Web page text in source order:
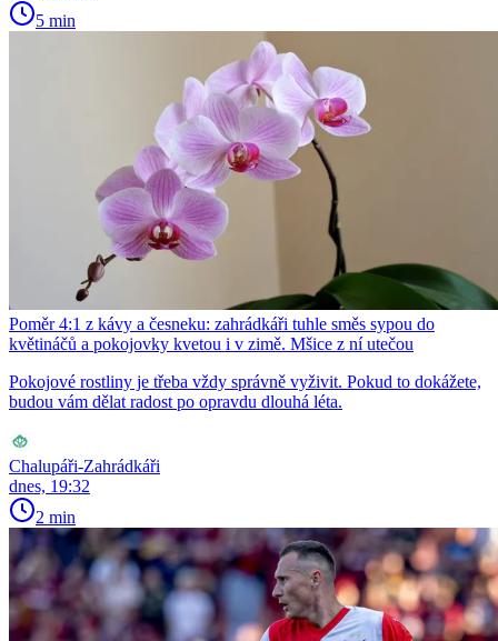
5 min
Poměr 4:1 z kávy a česneku: zahrádkáři tuhle směs sypou do
květináčů a pokojovky kvetou i v zimě. Mšice z ní utečou
Pokojové rostliny je třeba vždy správně vyživit. Pokud to dokážete,
budou vám dělat radost po opravdu dlouhá léta.
Chalupáři-Zahrádkáři
dnes, 19:32
2 min